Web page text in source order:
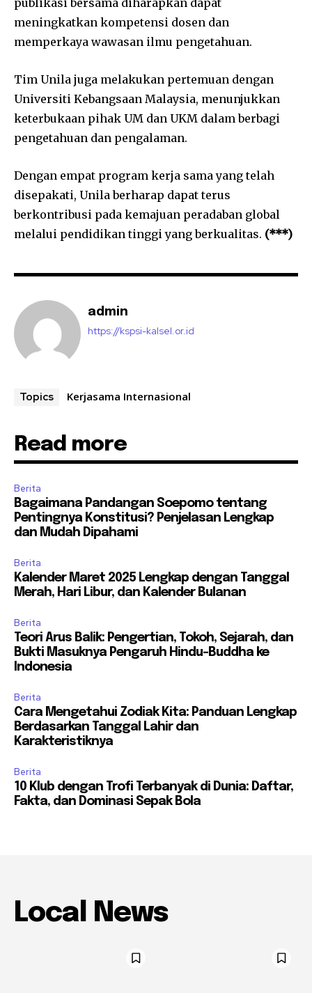
meningkatkan kompetensi dosen dan
memperkaya wawasan ilmu pengetahuan.
Tim Unila juga melakukan pertemuan dengan
Universiti Kebangsaan Malaysia, menunjukkan
keterbukaan pihak UM dan UKM dalam berbagi
pengetahuan dan pengalaman.
Dengan empat program kerja sama yang telah
disepakati, Unila berharap dapat terus
berkontribusi pada kemajuan peradaban global
melalui pendidikan tinggi yang berkualitas. (***)
admin
https://kspsi-kalsel.or.id
Topics Kerjasama Internasional
Read more
Berita
Bagaimana Pandangan Soepomo tentang
Pentingnya Konstitusi? Penjelasan Lengkap
dan Mudah Dipahami
Berita
Kalender Maret 2025 Lengkap dengan Tanggal
Merah, Hari Libur, dan Kalender Bulanan
Berita
Teori Arus Balik: Pengertian, Tokoh, Sejarah, dan
Bukti Masuknya Pengaruh Hindu-Buddha ke
Indonesia
Berita
Cara Mengetahui Zodiak Kita: Panduan Lengkap
Berdasarkan Tanggal Lahir dan
Karakteristiknya
Berita
10 Klub dengan Trofi Terbanyak di Dunia: Daftar,
Fakta, dan Dominasi Sepak Bola
Local News